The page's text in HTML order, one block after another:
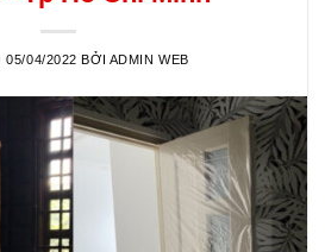
05/04/2022 BỞI ADMIN WEB